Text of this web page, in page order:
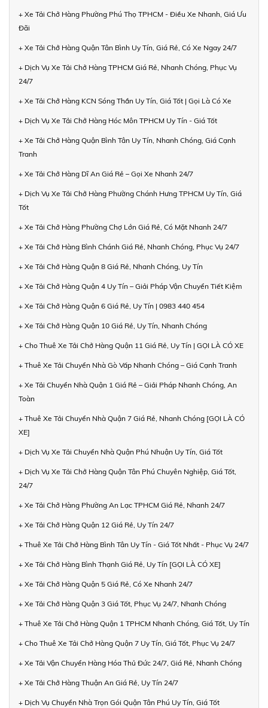
+ Xe Tải Chở Hàng Phường Phú Thọ TPHCM - Điều Xe Nhanh, Giá Ưu
Đãi
+ Xe Tải Chở Hàng Quận Tân Bình Uy Tín, Giá Rẻ, Có Xe Ngay 24/7
+ Dịch Vụ Xe Tải Chở Hàng TPHCM Giá Rẻ, Nhanh Chóng, Phục Vụ
24/7
+ Xe Tải Chở Hàng KCN Sóng Thần Uy Tín, Giá Tốt | Gọi Là Có Xe
+ Dịch Vụ Xe Tải Chở Hàng Hóc Môn TPHCM Uy Tín - Giá Tốt
+ Xe Tải Chở Hàng Quận Bình Tân Uy Tín, Nhanh Chóng, Giá Cạnh
Tranh
+ Xe Tải Chở Hàng Dĩ An Giá Rẻ – Gọi Xe Nhanh 24/7
+ Dịch Vụ Xe Tải Chở Hàng Phường Chánh Hưng TPHCM Uy Tín, Giá
Tốt
+ Xe Tải Chở Hàng Phường Chợ Lớn Giá Rẻ, Có Mặt Nhanh 24/7
+ Xe Tải Chở Hàng Bình Chánh Giá Rẻ, Nhanh Chóng, Phục Vụ 24/7
+ Xe Tải Chở Hàng Quận 8 Giá Rẻ, Nhanh Chóng, Uy Tín
+ Xe Tải Chở Hàng Quận 4 Uy Tín – Giải Pháp Vận Chuyển Tiết Kiệm
+ Xe Tải Chở Hàng Quận 6 Giá Rẻ, Uy Tín | 0983 440 454
+ Xe Tải Chở Hàng Quận 10 Giá Rẻ, Uy Tín, Nhanh Chóng
+ Cho Thuê Xe Tải Chở Hàng Quận 11 Giá Rẻ, Uy Tín | GỌI LÀ CÓ XE
+ Thuê Xe Tải Chuyển Nhà Gò Vấp Nhanh Chóng – Giá Cạnh Tranh
+ Xe Tải Chuyển Nhà Quận 1 Giá Rẻ – Giải Pháp Nhanh Chóng, An
Toàn
+ Thuê Xe Tải Chuyển Nhà Quận 7 Giá Rẻ, Nhanh Chóng [GỌI LÀ CÓ
XE]
+ Dịch Vụ Xe Tải Chuyển Nhà Quận Phú Nhuận Uy Tín, Giá Tốt
+ Dịch Vụ Xe Tải Chở Hàng Quận Tân Phú Chuyên Nghiệp, Giá Tốt,
24/7
+ Xe Tải Chở Hàng Phường An Lạc TPHCM Giá Rẻ, Nhanh 24/7
+ Xe Tải Chở Hàng Quận 12 Giá Rẻ, Uy Tín 24/7
+ Thuê Xe Tải Chở Hàng Bình Tân Uy Tín - Giá Tốt Nhất - Phục Vụ 24/7
+ Xe Tải Chở Hàng Bình Thạnh Giá Rẻ, Uy Tín [GỌI LÀ CÓ XE]
+ Xe Tải Chở Hàng Quận 5 Giá Rẻ, Có Xe Nhanh 24/7
+ Xe Tải Chở Hàng Quận 3 Giá Tốt, Phục Vụ 24/7, Nhanh Chóng
+ Thuê Xe Tải Chở Hàng Quận 1 TPHCM Nhanh Chóng, Giá Tốt, Uy Tín
+ Cho Thuê Xe Tải Chở Hàng Quận 7 Uy Tín, Giá Tốt, Phục Vụ 24/7
+ Xe Tải Vận Chuyển Hàng Hóa Thủ Đức 24/7, Giá Rẻ, Nhanh Chóng
+ Xe Tải Chở Hàng Thuận An Giá Rẻ, Uy Tín 24/7
+ Dịch Vụ Chuyển Nhà Trọn Gói Quận Tân Phú Uy Tín, Giá Tốt